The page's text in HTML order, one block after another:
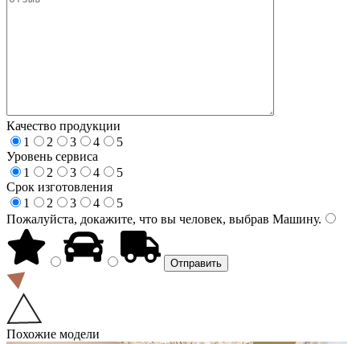
Качество продукции
1
2 3 4
5
Уровень сервиса
1
2 3 4
5
Срок изготовления
1
2 3 4
5
Пожалуйста, докажите, что вы человек, выбрав Машину.
Похожие модели